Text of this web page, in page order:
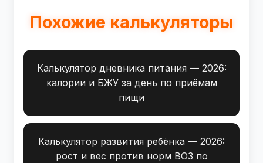
Похожие калькуляторы
Калькулятор дневника питания — 2026:
калории и БЖУ за день по приёмам
пищи
Калькулятор развития ребёнка — 2026:
рост и вес против норм ВОЗ по